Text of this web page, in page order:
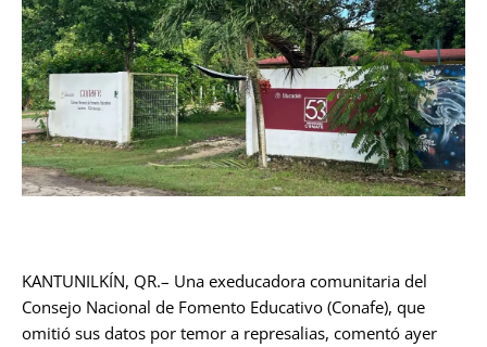
KANTUNILKÍN, QR.– Una exeducadora comunitaria del
Consejo Nacional de Fomento Educativo (Conafe), que
omitió sus datos por temor a represalias, comentó ayer